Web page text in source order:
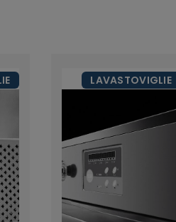
LAVASTOVIGLIE